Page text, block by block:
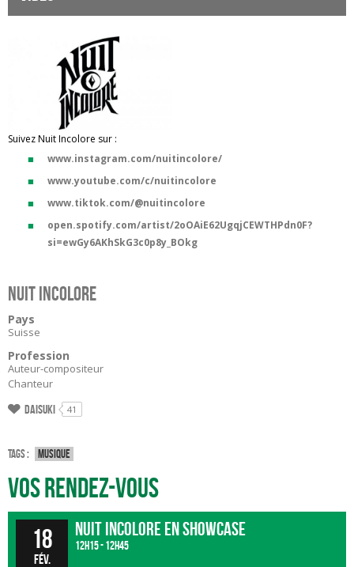
Suivez Nuit Incolore sur :
www.instagram.com/nuitincolore/
www.youtube.com/c/nuitincolore
www.tiktok.com/@nuitincolore
open.spotify.com/artist/2oOAiE62UgqjCEWTHPdn0F?
si=ewGy6AKhSkG3c0p8y_BOkg
Nuit Incolore
Pays
Suisse
Profession
Auteur-compositeur
Chanteur
Daisuki 41
Tags : Musique
Vos rendez-vous
18
fév.
Nuit Incolore en showcase
12h15 - 12h45